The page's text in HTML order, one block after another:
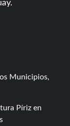
Municipios,
Píriz en